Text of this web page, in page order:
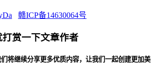
赣ICP备14630064号
赏一下文章作者
将继续分享更多优质内容，让我们一起创建更加美